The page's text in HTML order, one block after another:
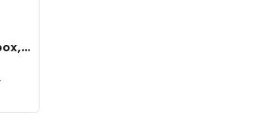
Malmbergs Optima Hörnbox, komplett, uttag + brytare svart